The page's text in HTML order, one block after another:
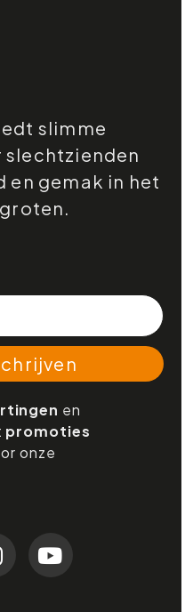
slimme
gemak in het
en
promoties
onze